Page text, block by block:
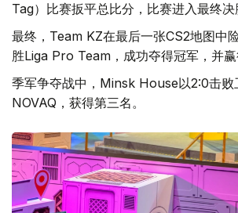
Tag）比赛扳平总比分，比赛进入最终决
最终，Team KZ在最后一张CS2地图中
胜Liga Pro Team，成功夺得冠军，并赢
季军争夺战中，Minsk House以2:0击败
NOVAQ，获得第三名。